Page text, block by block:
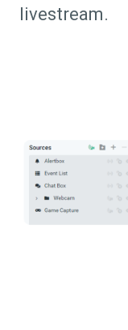
livestream.